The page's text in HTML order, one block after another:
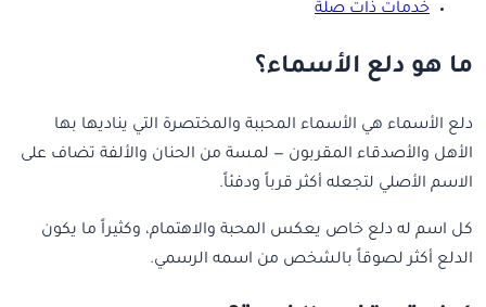
خدمات ذات صلة
ما هو دلع الأسماء؟
دلع الأسماء هي الأسماء المحببة والمختصرة التي يناديها بها
الأهل والأصدقاء المقربون — لمسة من الحنان والألفة تضاف على
الاسم الأصلي لتجعله أكثر قرباً ودفئاً.
كل اسم له دلع خاص يعكس المحبة والاهتمام، وكثيراً ما يكون
الدلع أكثر لصوقاً بالشخص من اسمه الرسمي.